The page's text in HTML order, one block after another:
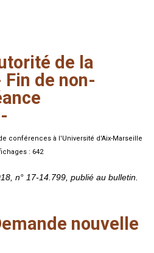
de la
Fin de non-
conférences à l'Université d'Aix-Marseille
: 642
n° 17-14.799, publié au bulletin.
nouvelle